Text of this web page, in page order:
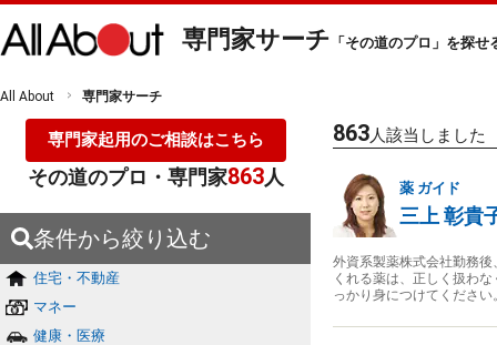
専門家サーチ 「その道のプロ」を探せ
All About 専門家サーチ
専門家起用のご相談はこちら
その道のプロ・専門家863人
条件から絞り込む
住宅・不動産
マネー
健康・医療
863人該当しました
薬 ガイド
三上 彰貴
外資系製薬株式会社勤務
くれる薬は、正しく扱わ
っかり身につけてください